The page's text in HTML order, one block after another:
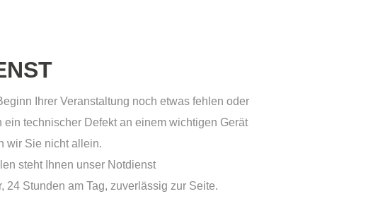
Ihrer Veranstaltung noch etwas fehlen oder
ein technischer Defekt an einem wichtigen Gerät
wir Sie nicht allein.
steht Ihnen unser Notdienst
24 Stunden am Tag, zuverlässig zur Seite.